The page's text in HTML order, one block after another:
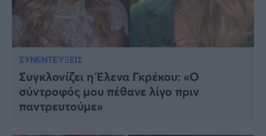
ΣΥΝΕΝΤΕΥΞΕΙΣ
Συγκλονίζει η Έλενα Γκρέκου: «Ο
σύντροφός μου πέθανε λίγο πριν
παντρευτούμε»